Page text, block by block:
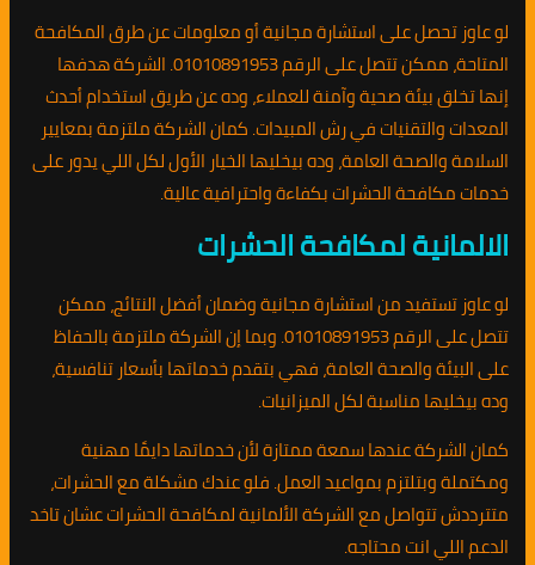
لو عاوز تحصل على استشارة مجانية أو معلومات عن طرق المكافحة
المتاحة، ممكن تتصل على الرقم 01010891953. الشركة هدفها
إنها تخلق بيئة صحية وآمنة للعملاء، وده عن طريق استخدام أحدث
المعدات والتقنيات في رش المبيدات. كمان الشركة ملتزمة بمعايير
السلامة والصحة العامة، وده بيخليها الخيار الأول لكل اللي يدور على
خدمات مكافحة الحشرات بكفاءة واحترافية عالية.
الالمانية لمكافحة الحشرات
لو عاوز تستفيد من استشارة مجانية وضمان أفضل النتائج، ممكن
تتصل على الرقم 01010891953. وبما إن الشركة ملتزمة بالحفاظ
على البيئة والصحة العامة، فهي بتقدم خدماتها بأسعار تنافسية،
وده بيخليها مناسبة لكل الميزانيات.
كمان الشركة عندها سمعة ممتازة لأن خدماتها دايمًا مهنية
ومكتملة وبتلتزم بمواعيد العمل. فلو عندك مشكلة مع الحشرات،
متترددش تتواصل مع الشركة الألمانية لمكافحة الحشرات عشان تاخد
الدعم اللي انت محتاجه.